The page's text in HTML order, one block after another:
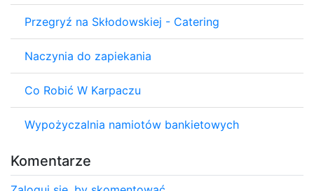
Przegryź na Skłodowskiej - Catering
Naczynia do zapiekania
Co Robić W Karpaczu
Wypożyczalnia namiotów bankietowych
Komentarze